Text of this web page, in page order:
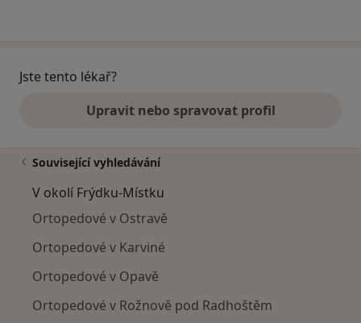
Jste tento lékař?
Upravit nebo spravovat profil
Související vyhledávání
V okolí Frýdku-Místku
Ortopedové v Ostravě
Ortopedové v Karviné
Ortopedové v Opavě
Ortopedové v Rožnově pod Radhoštěm